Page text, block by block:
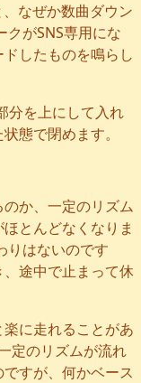
なぜか数曲ダウン
クがSNS専用にな
したものを鳴らし
分を上にして入れ
態で閉めます。
か、一定のリズム
とんどなくなりま
りはないのです
途中で止まって休
に走れることがあ
定のリズムが流れ
すが、何かベース